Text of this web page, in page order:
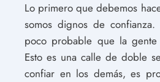
Lo primero que debemos
somos dignos de
poco probable que la
Esto es una calle de doble
confiar en los demás, es